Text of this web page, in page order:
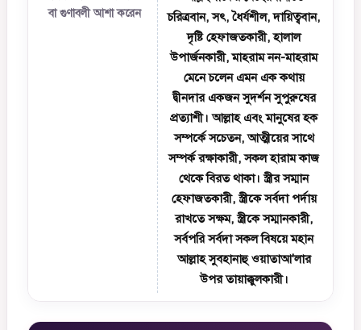
বা গুণাবলী আশা করেন
চরিত্রবান, সৎ, ধৈর্যশীল, দায়িত্ববান,
দৃষ্টি হেফাজতকারী, হালাল
উপার্জনকারী, মাহরাম নন-মাহরাম
মেনে চলেন এমন এক কথায়
দ্বীনদার একজন সুদর্শন সুপুরুষের
প্রত্যাশী। আল্লাহ এবং মানুষের হক
সম্পর্কে সচেতন, আত্মীয়ের সাথে
সম্পর্ক রক্ষাকারী, সকল হারাম কাজ
থেকে বিরত থাকা। স্ত্রীর সম্মান
হেফাজতকারী, স্ত্রীকে সর্বদা পর্দায়
রাখতে সক্ষম, স্ত্রীকে সম্মানকারী,
সর্বপরি সর্বদা সকল বিষয়ে মহান
আল্লাহ সুবহানাহু ওয়াতাআ'লার
উপর তায়াক্কুলকারী।